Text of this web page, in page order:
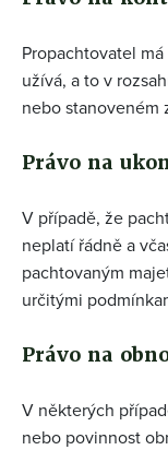
Propachtovatel
užívá, a to v
nebo stanoveném
Právo na
V případě, že
neplatí řádně a
pachtovaným
určitými
Právo na
V některých
nebo povinnost